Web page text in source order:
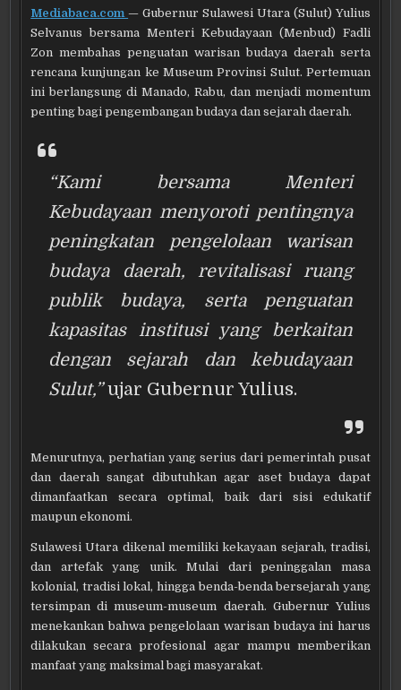
Mediabaca.com—Gubernur Sulawesi Utara (Sulut) Yulius
Selvanus bersama Menteri Kebudayaan (Menbud) Fadli
Zon membahas penguatan warisan budaya daerah serta
rencana kunjungan ke Museum Provinsi Sulut. Pertemuan
ini berlangsung di Manado, Rabu, dan menjadi momentum
penting bagi pengembangan budaya dan sejarah daerah.
“Kami bersama Menteri
Kebudayaan menyoroti pentingnya
peningkatan pengelolaan warisan
budaya daerah, revitalisasi ruang
publik budaya, serta penguatan
kapasitas institusi yang berkaitan
dengan sejarah dan kebudayaan
Sulut,”ujar Gubernur Yulius.
Menurutnya, perhatian yang serius dari pemerintah pusat
dan daerah sangat dibutuhkan agar aset budaya dapat
dimanfaatkan secara optimal, baik dari sisi edukatif
maupun ekonomi.
Sulawesi Utara dikenal memiliki kekayaan sejarah, tradisi,
dan artefak yang unik. Mulai dari peninggalan masa
kolonial, tradisi lokal, hingga benda-benda bersejarah yang
tersimpan di museum-museum daerah. Gubernur Yulius
menekankan bahwa pengelolaan warisan budaya ini harus
dilakukan secara profesional agar mampu memberikan
manfaat yang maksimal bagi masyarakat.